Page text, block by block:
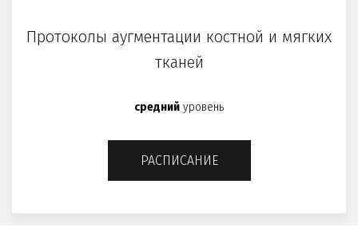
Протоколы аугментации костной и мягких
тканей
средний уровень
РАСПИСАНИЕ